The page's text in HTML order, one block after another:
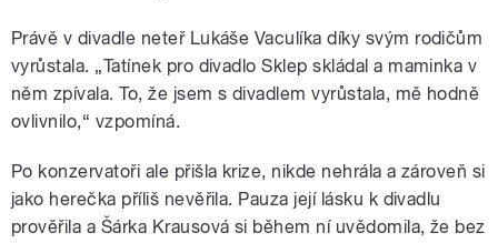
Právě v divadle neteř Lukáše Vaculíka díky svým rodičům
vyrůstala. „Tatínek pro divadlo Sklep skládal a maminka v
něm zpívala. To, že jsem s divadlem vyrůstala, mě hodně
ovlivnilo,“ vzpomíná.
Po konzervatoři ale přišla krize, nikde nehrála a zároveň si
jako herečka příliš nevěřila. Pauza její lásku k divadlu
prověřila a Šárka Krausová si během ní uvědomila, že bez